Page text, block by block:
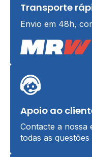
Transporte
Envio em 48h,
Apoio ao
Contacte a nossa
todas as